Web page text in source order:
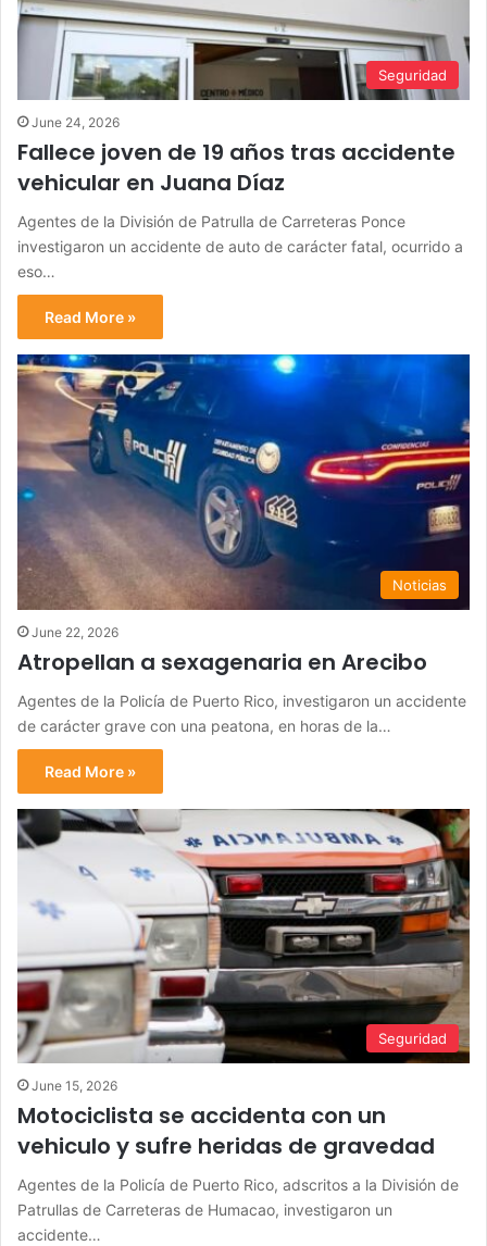
Seguridad
June 24, 2026
Fallece joven de 19 años tras accidente
vehicular en Juana Díaz
Agentes de la División de Patrulla de Carreteras Ponce
investigaron un accidente de auto de carácter fatal, ocurrido a
eso…
Read More »
Noticias
June 22, 2026
Atropellan a sexagenaria en Arecibo
Agentes de la Policía de Puerto Rico, investigaron un accidente
de carácter grave con una peatona, en horas de la…
Read More »
Seguridad
June 15, 2026
Motociclista se accidenta con un
vehiculo y sufre heridas de gravedad
Agentes de la Policía de Puerto Rico, adscritos a la División de
Patrullas de Carreteras de Humacao, investigaron un
accidente…